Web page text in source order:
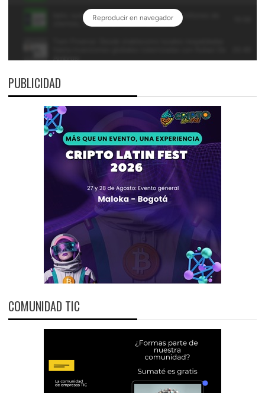
PUBLICIDAD
COMUNIDAD TIC